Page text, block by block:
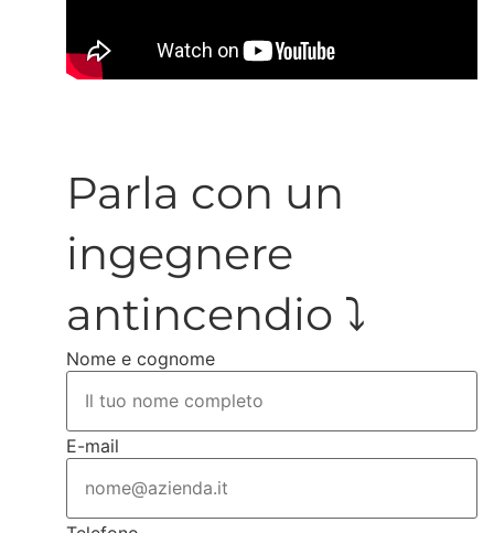
Parla con un
ingegnere
antincendio ⤵️
Nome e cognome
E-mail